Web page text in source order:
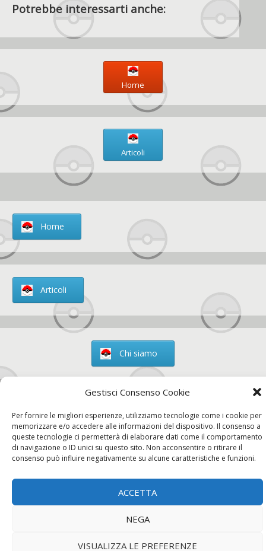
Gestisci Consenso Cookie
Per fornire le migliori esperienze, utilizziamo tecnologie come i cookie per
memorizzare e/o accedere alle informazioni del dispositivo. Il consenso a
queste tecnologie ci permetterà di elaborare dati come il comportamento
di navigazione o ID unici su questo sito. Non acconsentire o ritirare il
consenso può influire negativamente su alcune caratteristiche e funzioni.
ACCETTA
NEGA
VISUALIZZA LE PREFERENZE
Potrebbe interessarti anche:
Home
Articoli
Home
Articoli
Chi siamo
Contatti